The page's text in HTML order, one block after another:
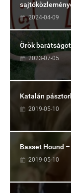
2024-04-09
Örök
2023-07-05
Katalán
2019-05-10
Basset Hound
2019-05-10